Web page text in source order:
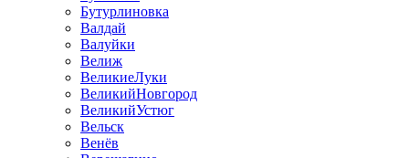
Бутурлиновка
Валдай
Валуйки
Велиж
ВеликиеЛуки
ВеликийНовгород
ВеликийУстюг
Вельск
Венёв